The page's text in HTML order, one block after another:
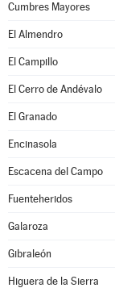
Cumbres Mayores
El Almendro
El Campillo
El Cerro de Andévalo
El Granado
Encinasola
Escacena del Campo
Fuenteheridos
Galaroza
Gibraleón
Higuera de la Sierra